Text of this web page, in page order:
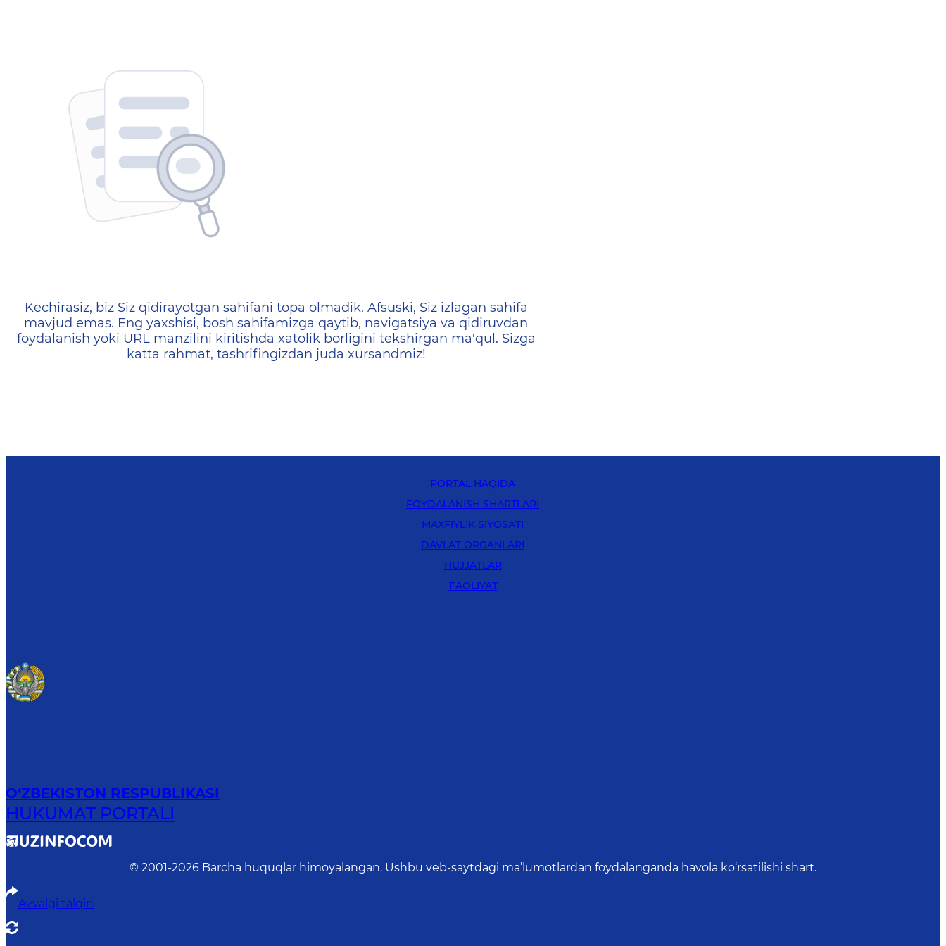
404 — Страница не найдена
Kechirasiz, biz Siz qidirayotgan sahifani topa olmadik. Afsuski, Siz izlagan sahifa
mavjud emas. Eng yaxshisi, bosh sahifamizga qaytib, navigatsiya va qidiruvdan
foydalanish yoki URL manzilini kiritishda xatolik borligini tekshirgan ma'qul. Sizga
katta rahmat, tashrifingizdan juda xursandmiz!
PORTAL HAQIDA
FOYDALANISH SHARTLARI
MAXFIYLIK SIYOSATI
DAVLAT ORGANLARI
HUJJATLAR
FAOLIYAT
O‘ZBEKISTON RESPUBLIKASI
HUKUMAT PORTALI
© 2001-2026 Barcha huquqlar himoyalangan. Ushbu veb-saytdagi ma’lumotlardan foydalanganda havola ko‘rsatilishi shart.
Avvalgi talqin